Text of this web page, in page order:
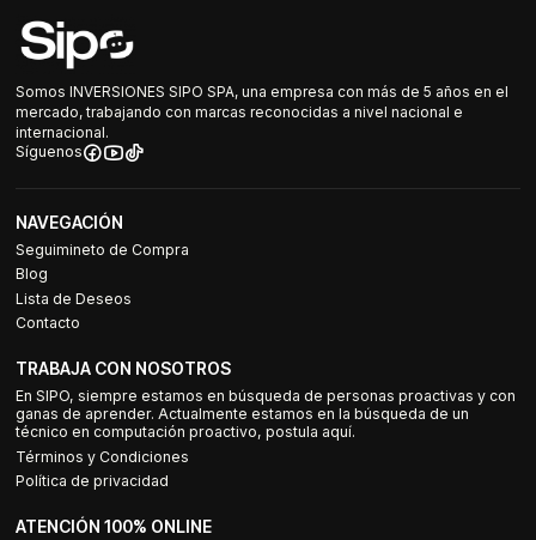
Somos INVERSIONES SIPO SPA, una empresa con más de 5 años en el
mercado, trabajando con marcas reconocidas a nivel nacional e
internacional.
Síguenos
NAVEGACIÓN
Seguimineto de Compra
Blog
Lista de Deseos
Contacto
TRABAJA CON NOSOTROS
En SIPO, siempre estamos en búsqueda de personas proactivas y con
ganas de aprender. Actualmente estamos en la búsqueda de un
técnico en computación proactivo, postula aquí.
Términos y Condiciones
Política de privacidad
ATENCIÓN 100% ONLINE